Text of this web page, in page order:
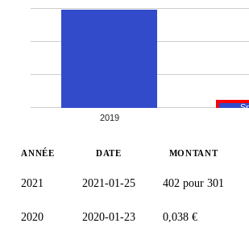
2019
ANNÉE DATE MONTANT
2021 2021-01-25 402 pour 301
2020 2020-01-23 0,038 €